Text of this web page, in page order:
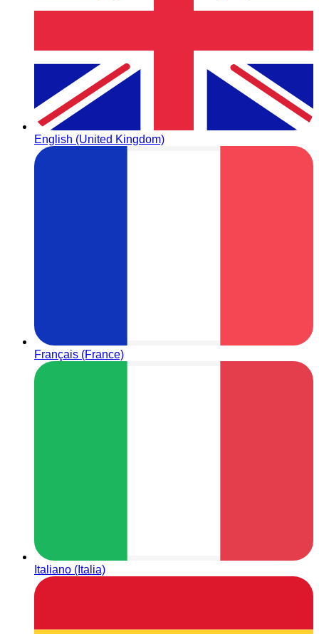
English (United Kingdom)
Français (France)
Italiano (Italia)